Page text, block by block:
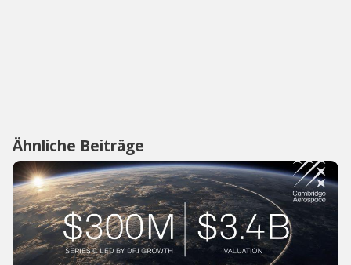
Ähnliche Beiträge